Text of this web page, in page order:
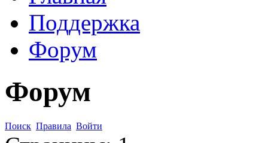
Поддержка
Форум
Форум
Поиск Правила Войти